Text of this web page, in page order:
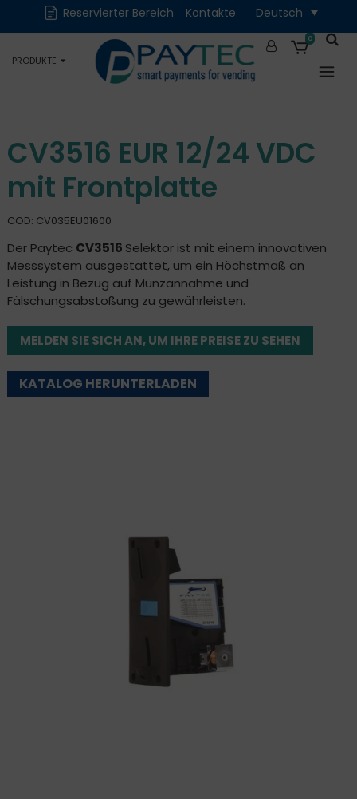
Reservierter Bereich Kontakte Deutsch
PRODUKTE
Digital
Zubehör und
Ersatzteile
Okkasion
0
CV3516 EUR 12/24 VDC
mit Frontplatte
COD: CV035EU01600
Der Paytec CV3516 Selektor ist mit einem innovativen
Messsystem ausgestattet, um ein Höchstmaß an
Leistung in Bezug auf Münzannahme und
Fälschungsabstoßung zu gewährleisten.
MELDEN SIE SICH AN, UM IHRE PREISE ZU SEHEN
KATALOG HERUNTERLADEN